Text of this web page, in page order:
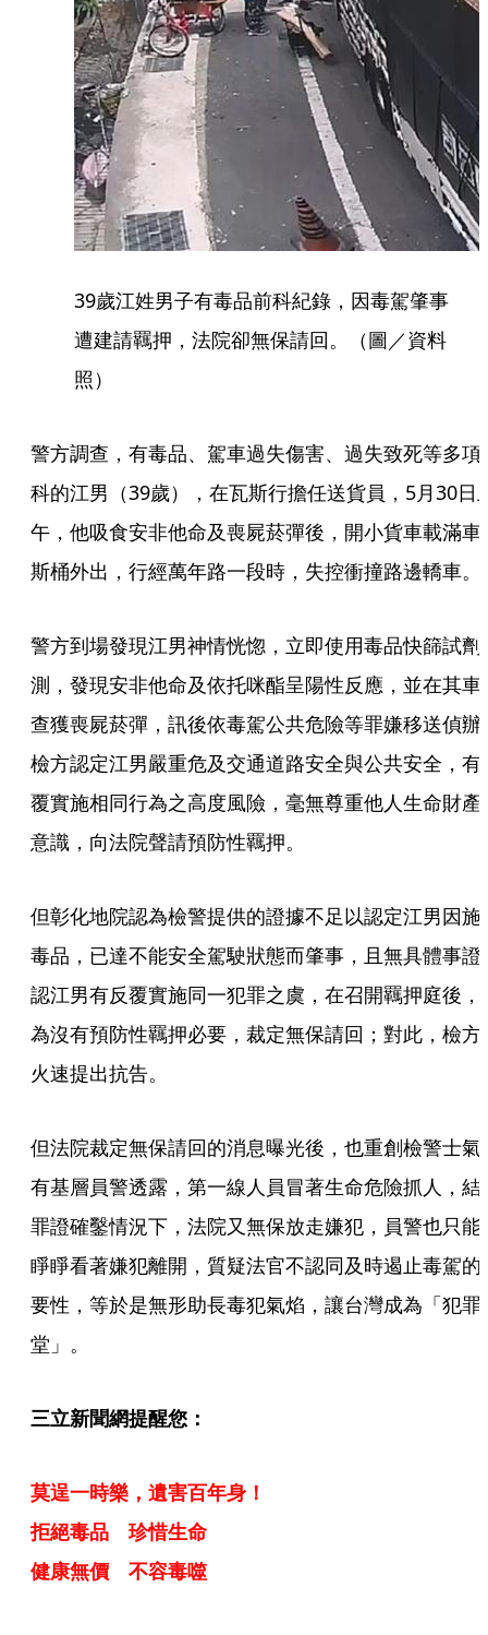
39歲江姓男子有毒品前科紀錄，因毒駕肇事
遭建請羈押，法院卻無保請回。（圖／資料
照）
警方調查，有毒品、駕車過失傷害、過失致死等多項
科的江男（39歲），在瓦斯行擔任送貨員，5月30日
午，他吸食安非他命及喪屍菸彈後，開小貨車載滿車
斯桶外出，行經萬年路一段時，失控衝撞路邊轎車。
警方到場發現江男神情恍惚，立即使用毒品快篩試劑
測，發現安非他命及依托咪酯呈陽性反應，並在其車
查獲喪屍菸彈，訊後依毒駕公共危險等罪嫌移送偵辦
檢方認定江男嚴重危及交通道路安全與公共安全，有
覆實施相同行為之高度風險，毫無尊重他人生命財產
意識，向法院聲請預防性羈押。
但彰化地院認為檢警提供的證據不足以認定江男因施
毒品，已達不能安全駕駛狀態而肇事，且無具體事證
認江男有反覆實施同一犯罪之虞，在召開羈押庭後，
為沒有預防性羈押必要，裁定無保請回；對此，檢方
火速提出抗告。
但法院裁定無保請回的消息曝光後，也重創檢警士氣
有基層員警透露，第一線人員冒著生命危險抓人，結
罪證確鑿情況下，法院又無保放走嫌犯，員警也只能
睜睜看著嫌犯離開，質疑法官不認同及時遏止毒駕的
要性，等於是無形助長毒犯氣焰，讓台灣成為「犯罪
堂」。
三立新聞網提醒您：
莫逞一時樂，遺害百年身！
拒絕毒品 珍惜生命
健康無價 不容毒噬